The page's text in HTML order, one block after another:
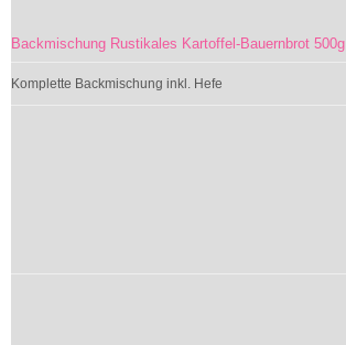
Backmischung Rustikales Kartoffel-Bauernbrot 500g
Komplette Backmischung inkl. Hefe